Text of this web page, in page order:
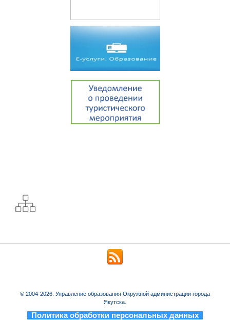
© 2004-2026. Управление образования Окружной администрации города
Якутска.
Политика обработки персональных данных